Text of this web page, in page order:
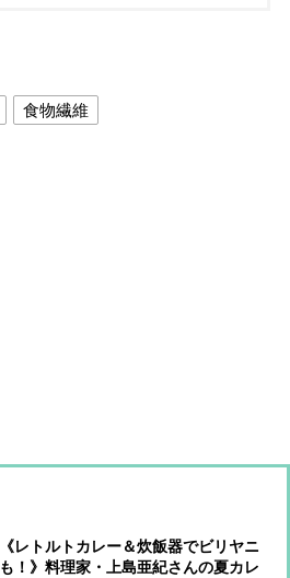
食物繊維
《レトルトカレー＆炊飯器でビリヤニ
も！》料理家・上島亜紀さんの夏カレ